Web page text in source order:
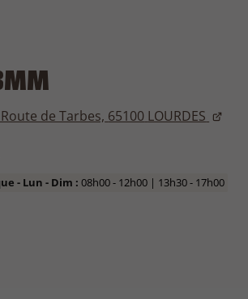
de Tarbes, 65100 LOURDES
- Lun - Dim :08h00 - 12h00 | 13h30 - 17h00